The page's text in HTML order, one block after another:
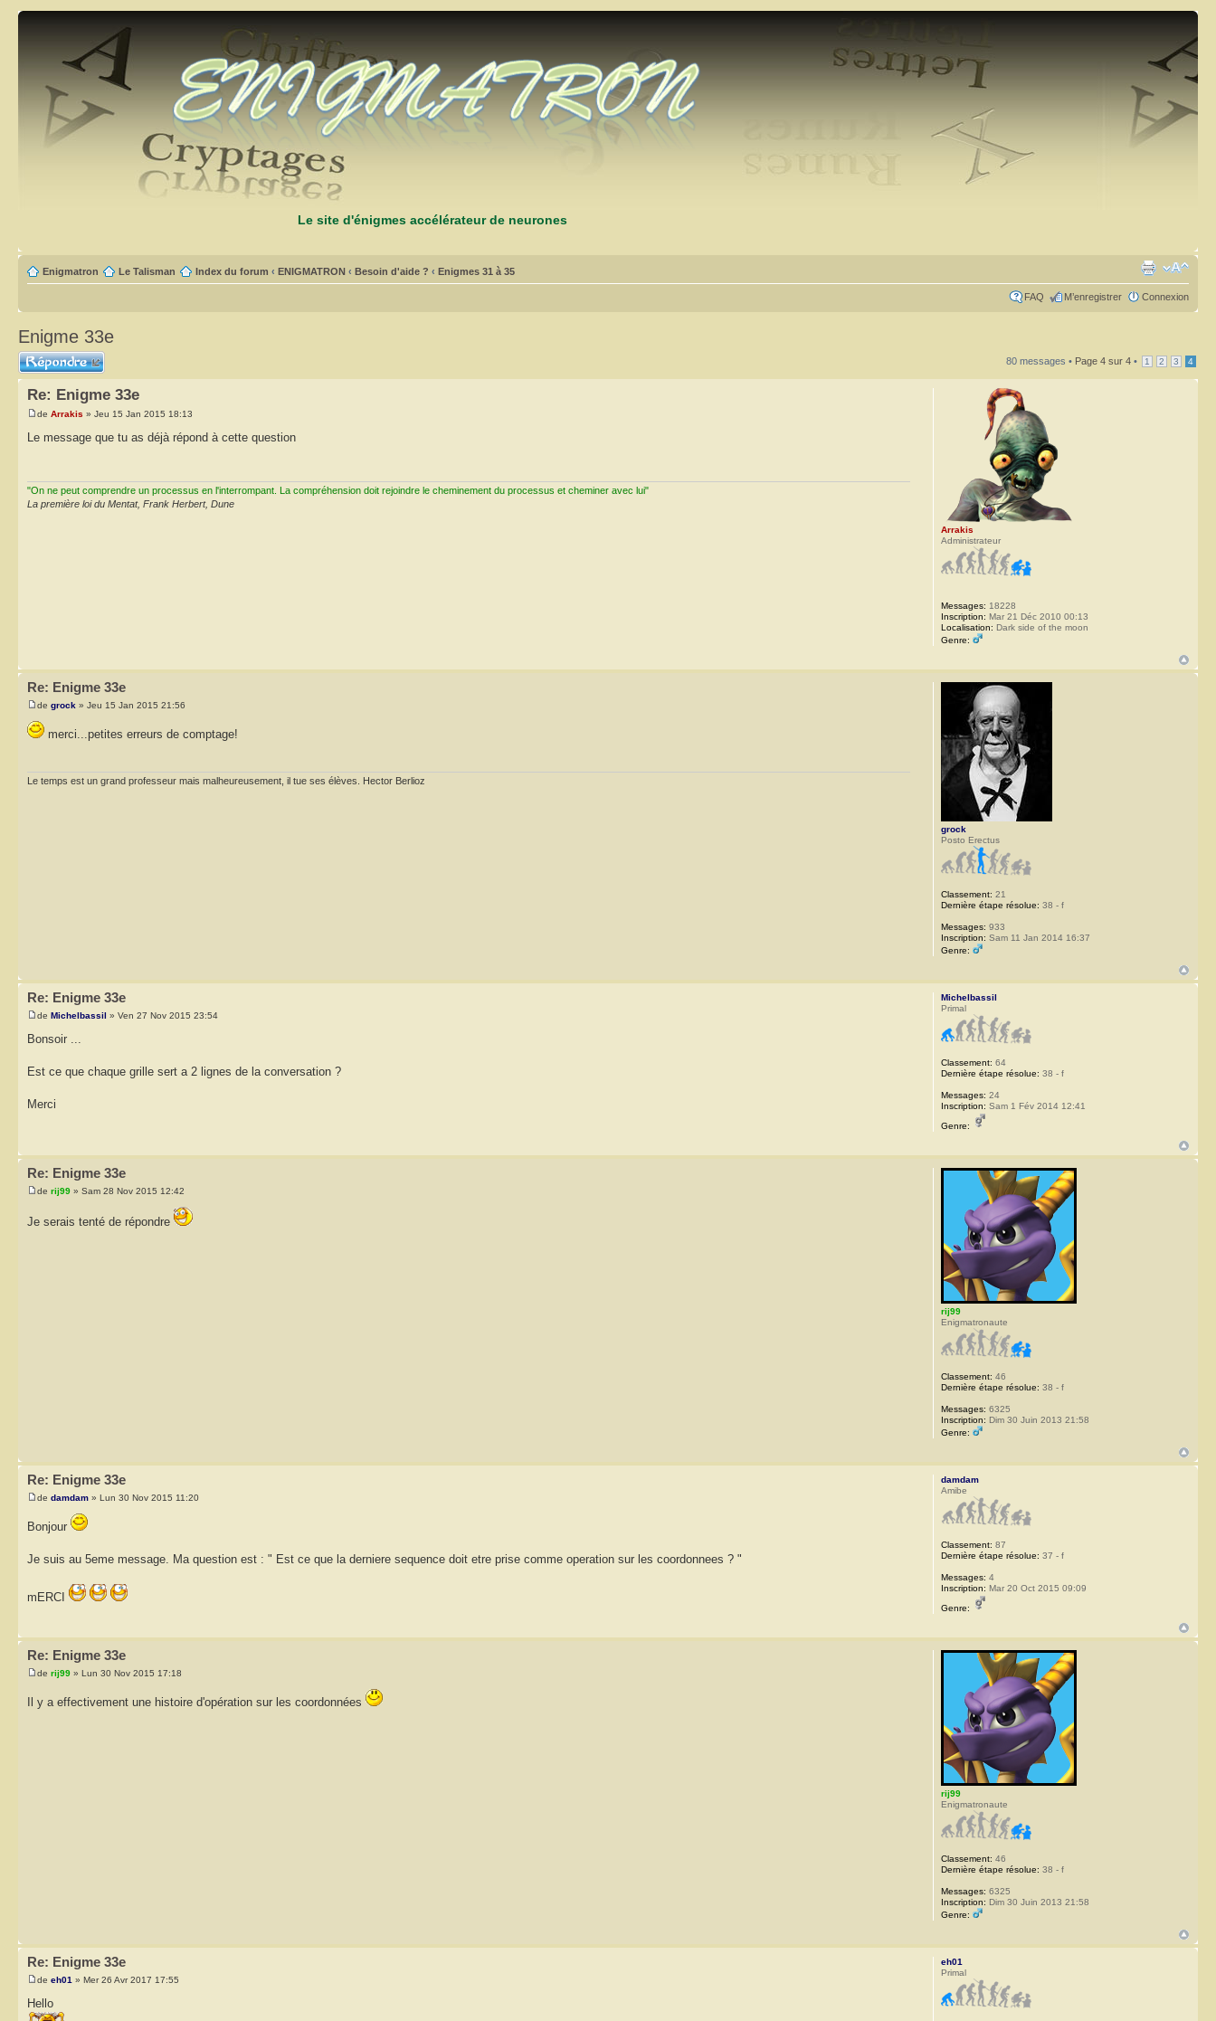
Le site d'énigmes accélérateur de neurones
Enigmatron Le Talisman Index du forum ‹ ENIGMATRON ‹ Besoin d'aide ? ‹ Enigmes 31 à 35
FAQ M’enregistrer Connexion
Enigme 33e
Répondre 80 messages • Page 4 sur 4 • 1 2 3 4
Re: Enigme 33e
de Arrakis » Jeu 15 Jan 2015 18:13
Le message que tu as déjà répond à cette question
"On ne peut comprendre un processus en l'interrompant. La compréhension doit rejoindre le cheminement du processus et cheminer avec lui"
La première loi du Mentat, Frank Herbert, Dune
Arrakis
Administrateur
Messages: 18228
Inscription: Mar 21 Déc 2010 00:13
Localisation: Dark side of the moon
Genre:
Re: Enigme 33e
de grock » Jeu 15 Jan 2015 21:56
merci...petites erreurs de comptage!
Le temps est un grand professeur mais malheureusement, il tue ses élèves. Hector Berlioz
grock
Posto Erectus
Classement: 21
Dernière étape résolue: 38 - f
Messages: 933
Inscription: Sam 11 Jan 2014 16:37
Genre:
Re: Enigme 33e
de Michelbassil » Ven 27 Nov 2015 23:54
Bonsoir ...
Est ce que chaque grille sert a 2 lignes de la conversation ?
Merci
Michelbassil
Primal
Classement: 64
Dernière étape résolue: 38 - f
Messages: 24
Inscription: Sam 1 Fév 2014 12:41
Genre:
Re: Enigme 33e
de rij99 » Sam 28 Nov 2015 12:42
Je serais tenté de répondre
rij99
Enigmatronaute
Classement: 46
Dernière étape résolue: 38 - f
Messages: 6325
Inscription: Dim 30 Juin 2013 21:58
Genre:
Re: Enigme 33e
de damdam » Lun 30 Nov 2015 11:20
Bonjour
Je suis au 5eme message. Ma question est : " Est ce que la derniere sequence doit etre prise comme operation sur les coordonnees ? "
mERCI
damdam
Amibe
Classement: 87
Dernière étape résolue: 37 - f
Messages: 4
Inscription: Mar 20 Oct 2015 09:09
Genre:
Re: Enigme 33e
de rij99 » Lun 30 Nov 2015 17:18
Il y a effectivement une histoire d'opération sur les coordonnées
rij99
Enigmatronaute
Classement: 46
Dernière étape résolue: 38 - f
Messages: 6325
Inscription: Dim 30 Juin 2013 21:58
Genre:
Re: Enigme 33e
de eh01 » Mer 26 Avr 2017 17:55
Hello
eh01
Primal